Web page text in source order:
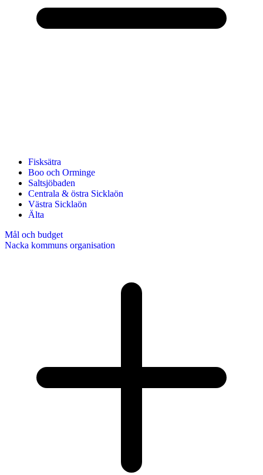
Fisksätra
Boo och Orminge
Saltsjöbaden
Centrala & östra Sicklaön
Västra Sicklaön
Älta
Mål och budget
Nacka kommuns organisation